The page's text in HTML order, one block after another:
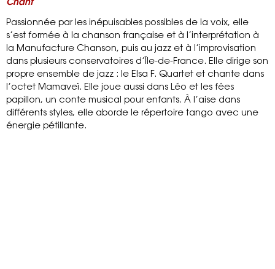
Chant
Passionnée par les inépuisables possibles de la voix, elle
s’est formée à la chanson française et à l’interprétation à
la Manufacture Chanson, puis au jazz et à l’improvisation
dans plusieurs conservatoires d’Île-de-France. Elle dirige son
propre ensemble de jazz : le Elsa F. Quartet et chante dans
l’octet Mamaveï. Elle joue aussi dans Léo et les fées
papillon, un conte musical pour enfants. À l’aise dans
différents styles, elle aborde le répertoire tango avec une
énergie pétillante.